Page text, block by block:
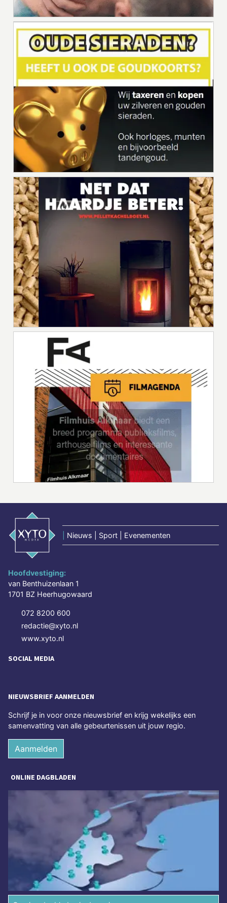
Nieuws | Sport | Evenementen
Hoofdvestiging:
van Benthuizenlaan 1
1701 BZ Heerhugowaard
072 8200 600
redactie@xyto.nl
www.xyto.nl
SOCIAL MEDIA
NIEUWSBRIEF AANMELDEN
Schrijf je in voor onze nieuwsbrief en krijg wekelijks een
samenvatting van alle gebeurtenissen uit jouw regio.
Aanmelden
ONLINE DAGBLADEN